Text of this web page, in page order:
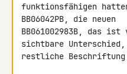
funktionsfähigen
BB06042PB, die neuen
BB061002983B, das
sichtbare
restliche